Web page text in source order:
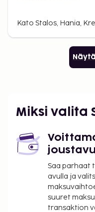
Kato Stalos, Hania,
Miksi valita
Saa parhaat
avulla ja
suuret
transaktion